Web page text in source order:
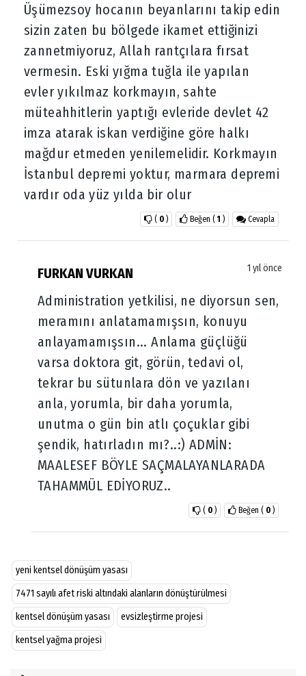
Üşümezsoy hocanın beyanlarını takip edin
sizin zaten bu bölgede ikamet ettiğinizi
zannetmiyoruz, Allah rantçılara fırsat
vermesin. Eski yığma tuğla ile yapılan
evler yıkılmaz korkmayın, sahte
müteahhitlerin yaptığı evleride devlet 42
imza atarak iskan verdiğine göre halkı
mağdur etmeden yenilemelidir. Korkmayın
İstanbul depremi yoktur, marmara depremi
vardır oda yüz yılda bir olur
Cevapla
Beğen ( 1 )
( 0 )
FURKAN VURKAN 1 yıl önce
Administration yetkilisi, ne diyorsun sen,
meramını anlatamamışsın, konuyu
anlayamamışsın... Anlama güçlüğü
varsa doktora git, görün, tedavi ol,
tekrar bu sütunlara dön ve yazılanı
anla, yorumla, bir daha yorumla,
unutma o gün bin atlı çoçuklar gibi
şendik, hatırladın mı?..:) ADMİN:
MAALESEF BÖYLE SAÇMALAYANLARADA
TAHAMMÜL EDİYORUZ..
Beğen ( 0 )
( 0 )
yeni kentsel dönüşüm yasası
7471 sayılı afet riski altındaki alanların dönüştürülmesi
kentsel dönüşüm yasası
evsizleştirme projesi
kentsel yağma projesi